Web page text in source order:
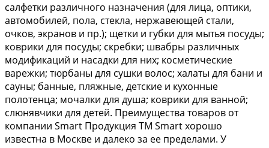
салфетки различного назначения (для лица, оптики,
автомобилей, пола, стекла, нержавеющей стали,
очков, экранов и пр.); щетки и губки для мытья посуды;
коврики для посуды; скребки; швабры различных
модификаций и насадки для них; косметические
варежки; тюрбаны для сушки волос; халаты для бани и
сауны; банные, пляжные, детские и кухонные
полотенца; мочалки для душа; коврики для ванной;
слюнявчики для детей. Преимущества товаров от
компании Smart Продукция ТМ Smart хорошо
известна в Москве и далеко за ее пределами. У